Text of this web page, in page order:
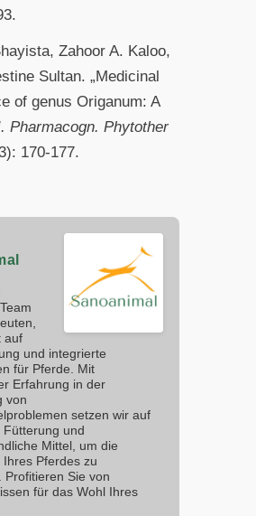
Zahoor A. Kaloo,
Sultan. „Medicinal
of genus Origanum: A
Pharmacogn. Phytother
170-177.
auf
und integrierte
für Pferde. Mit
Erfahrung in der
von
setzen wir auf
und
Mittel, um die
Pferdes zu
Profitieren Sie von
für das Wohl Ihres